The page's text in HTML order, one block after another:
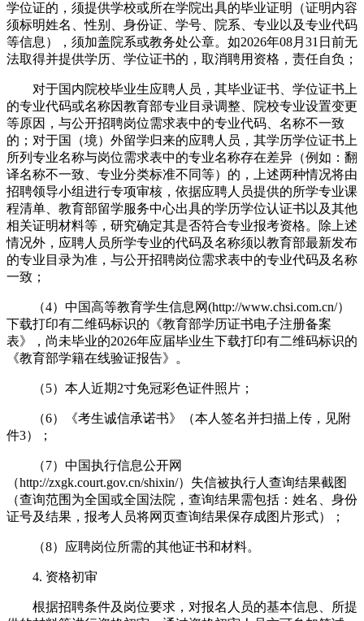
学位证的，须提供学校或所在学院出具的毕业证明（证明内容
须标明姓名、性别、身份证、学号、院系、专业以及专业代码
等信息），须加盖院系或教务处公章。如2026年08月31日前无
法取得并提供学历、学位证书的，取消聘用资格，责任自负；
对于国内院校毕业生应聘人员，其毕业证书、学位证书上
的专业代码或名称因教育部专业目录调整、院校专业设置变更
等原因，与公开招聘岗位需求表中的专业代码、名称不一致
的；对于国（境）外留学归来的应聘人员，其学历学位证书上
所列专业名称与岗位需求表中的专业名称存在差异（例如：翻
译名称不一致、专业分类标准不同等）的，上述两种情况将由
招聘领导小组进行专项审核，依据应聘人员提供的所学专业课
程清单、教育部留学服务中心出具的学历学位认证书以及其他
相关证明材料等，研究确定其是否符合专业报考资格。除上述
情况外，应聘人员所学专业的代码及名称须以教育部最新发布
的专业目录为准，与公开招聘岗位需求表中的专业代码及名称
一致；
（4）中国高等教育学生信息网(http://www.chsi.com.cn/）
下载打印有二维码标识的《教育部学历证书电子注册备案
表》，尚未毕业的2026年应届毕业生下载打印有二维码标识的
《教育部学籍在线验证报告》。
（5）本人近期2寸免冠彩色证件照片；
（6）《考生诚信承诺书》（本人签名并扫描上传，见附
件3）；
（7）中国执行信息公开网
（http://zxgk.court.gov.cn/shixin/）失信被执行人查询结果截图
（查询范围为全国或全国法院，查询结果需包括：姓名、身份
证号及结果，报考人员将网页查询结果保存成图片形式）；
（8）应聘岗位所需的其他证书和材料。
4. 资格初审
根据招聘条件及岗位要求，对报名人员的基本信息、所提